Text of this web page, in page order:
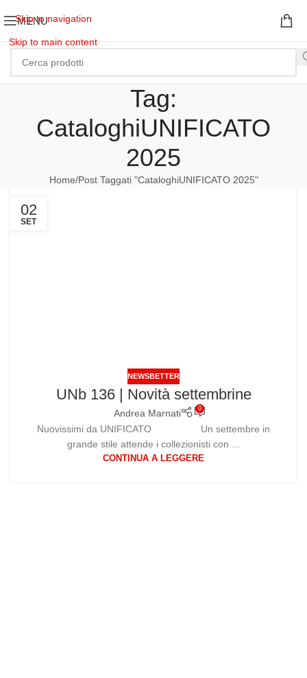
Skip to navigation
Skip to main content
MENU
Tag:
CataloghiUNIFICATO
2025
Home Post Taggati "CataloghiUNIFICATO 2025"
02
SET
NEWSBETTER
UNb 136 | Novità settembrine
Andrea Marnati 0
Nuovissimi da UNIFICATO Un settembre in
grande stile attende i collezionisti con ...
CONTINUA A LEGGERE